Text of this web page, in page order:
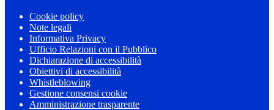
Cookie policy
Note legali
Informativa Privacy
Ufficio Relazioni con il Pubblico
Dichiarazione di accessibilità
Obiettivi di accessibilità
Whistleblowing
Gestione consensi cookie
Amministrazione trasparente